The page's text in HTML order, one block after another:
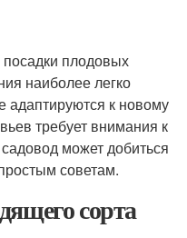
плодовых
наиболее легко
адаптируются к новому
требует внимания к
может добиться
советам.
сорта